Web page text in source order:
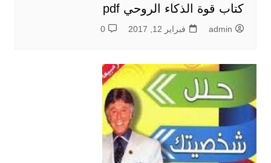
كتاب قوة الذكاء الروحي pdf
admin فبراير 12, 2017 0